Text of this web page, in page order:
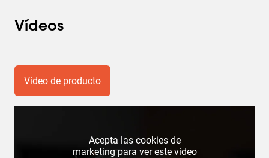
Vídeos
Vídeo de producto
Acepta las cookies de
marketing para ver este vídeo